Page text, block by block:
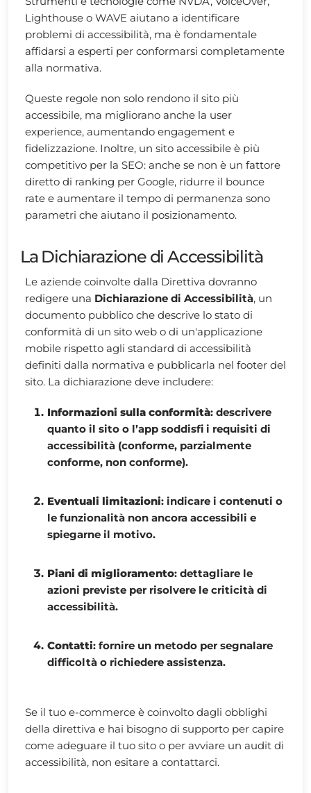
Lighthouse o WAVE aiutano a identificare
problemi di accessibilità, ma è fondamentale
affidarsi a esperti per conformarsi completamente
alla normativa.
Queste regole non solo rendono il sito più
accessibile, ma migliorano anche la user
experience, aumentando engagement e
fidelizzazione. Inoltre, un sito accessibile è più
competitivo per la SEO: anche se non è un fattore
diretto di ranking per Google, ridurre il bounce
rate e aumentare il tempo di permanenza sono
parametri che aiutano il posizionamento.
La Dichiarazione di Accessibilità
Le aziende coinvolte dalla Direttiva dovranno
redigere una Dichiarazione di Accessibilità, un
documento pubblico che descrive lo stato di
conformità di un sito web o di un'applicazione
mobile rispetto agli standard di accessibilità
definiti dalla normativa e pubblicarla nel footer del
sito. La dichiarazione deve includere:
Informazioni sulla conformità: descrivere
quanto il sito o l’app soddisfi i requisiti di
accessibilità (conforme, parzialmente
conforme, non conforme).
Eventuali limitazioni: indicare i contenuti o
le funzionalità non ancora accessibili e
spiegarne il motivo.
Piani di miglioramento: dettagliare le
azioni previste per risolvere le criticità di
accessibilità.
Contatti: fornire un metodo per segnalare
difficoltà o richiedere assistenza.
Se il tuo e-commerce è coinvolto dagli obblighi
della direttiva e hai bisogno di supporto per capire
come adeguare il tuo sito o per avviare un audit di
accessibilità, non esitare a contattarci.